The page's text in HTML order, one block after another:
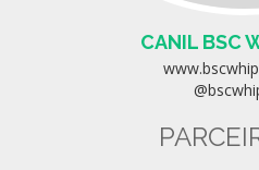
CANIL BSC